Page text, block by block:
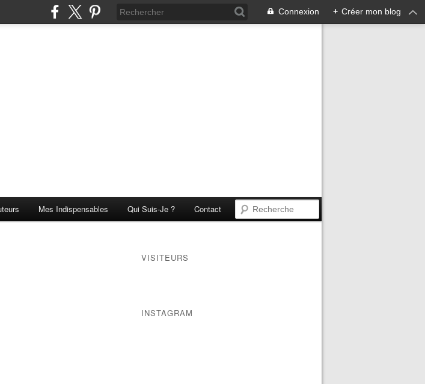
Connexion + Créer mon blog
Mes Indispensables Qui Suis-Je ? Contact
VISITEURS
INSTAGRAM